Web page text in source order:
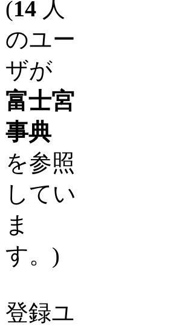
(14 人
のユー
ザが
富士宮
事典
を参照
してい
ま
す。)
登録ユ